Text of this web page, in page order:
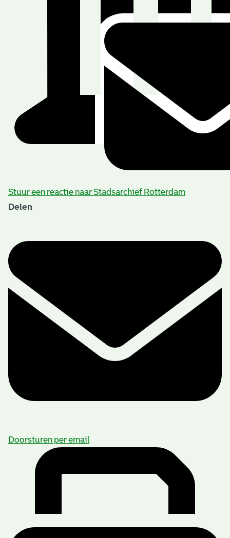
Beschrijving van de series en archiefbestanddelen
Stuur een reactie naar Stadsarchief Rotterdam
Delen
Doorsturen per email